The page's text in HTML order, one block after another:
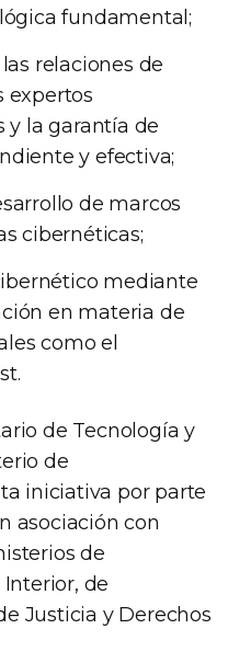
fundamental;
relaciones de
expertos
y la garantía de
y efectiva;
de marcos
cibernéticas;
mediante
en materia de
como el
de Tecnología y
de
iniciativa por parte
asociación con
de
de
Justicia y Derechos